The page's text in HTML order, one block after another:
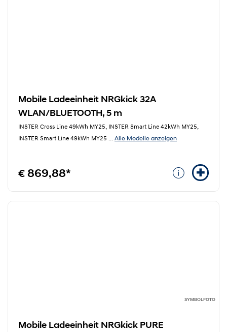
Mobile Ladeeinheit NRGkick 32A
WLAN/BLUETOOTH, 5 m
INSTER Cross Line 49kWh MY25, INSTER Smart Line 42kWh MY25,
INSTER Smart Line 49kWh MY25 ... Alle Modelle anzeigen
€ 869,88*
SYMBOLFOTO
Mobile Ladeeinheit NRGkick PURE